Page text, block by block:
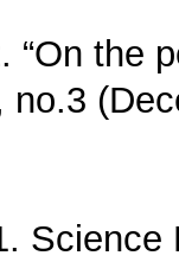
“On the